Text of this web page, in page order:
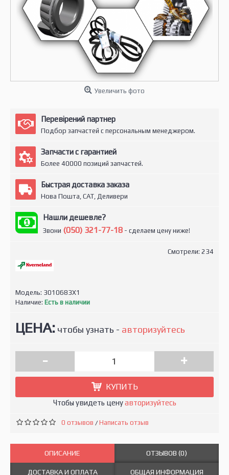
Увеличить фото
Перевірений партнер
Подбор запчастей с персональным менеджером.
Запчасти с гарантией
Более 40000 позиций запчастей.
Быстрая доставка заказа
Нова Пошта, САТ, Деливери
Нашли дешевле?
Звони (050) 321-77-18 - сделаем цену ниже!
Смотрели: 234
Модель: 3010683X1
Наличие: Есть в наличии
ЦЕНА: чтобы узнать - авторизуйтесь
- +
КУПИТЬ
Чтобы увидеть ценуавторизуйтесь
0 отзывов /Написать отзыв
ОПИСАНИЕ ОТЗЫВОВ (0)
ДОСТАВКА И ОПЛАТА ОБЩАЯ ИНФОРМАЦИЯ